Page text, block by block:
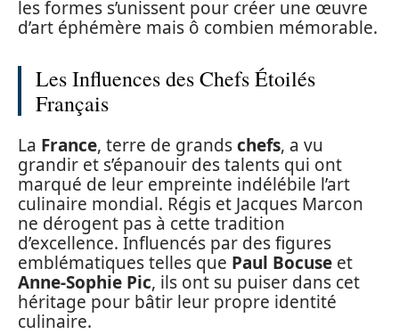
les formes s’unissent pour créer une œuvre
d’art éphémère mais ô combien mémorable.
Les Influences des Chefs Étoilés
Français
La France, terre de grandschefs, a vu
grandir et s’épanouir des talents qui ont
marqué de leur empreinte indélébile l’art
culinaire mondial. Régis et Jacques Marcon
ne dérogent pas à cette tradition
d’excellence. Influencés par des figures
emblématiques telles que Paul Bocuse et
Anne-Sophie Pic, ils ont su puiser dans cet
héritage pour bâtir leur propre identité
culinaire.